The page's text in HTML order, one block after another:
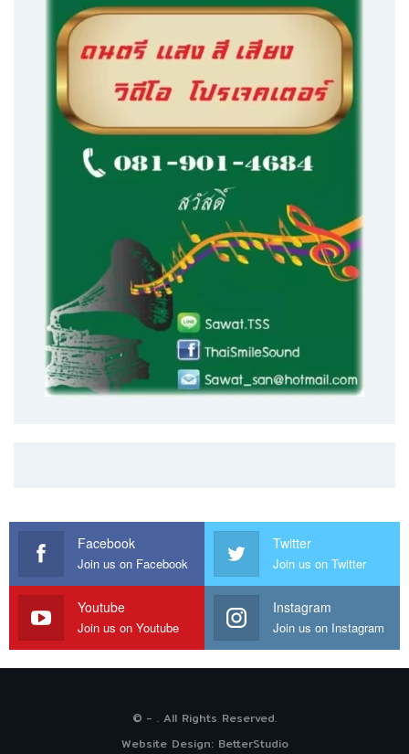
Facebook
Join us on Facebook
Twitter
Join us on Twitter
Youtube
Join us on Youtube
Instagram
Join us on Instagram
© - . All Rights Reserved.
Website Design: BetterStudio